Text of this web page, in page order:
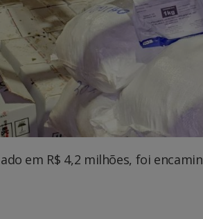
em R$ 4,2 milhões, foi